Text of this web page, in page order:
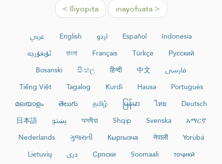
< Iliyopita inayofuata >
عربي English اردو Español
Indonesia
ئۇيغۇرچە
বাংলা Français Türkçe
Русский
Bosanski
සිංහල हिन्दी 中文
فارسی
Tiếng Việt
Tagalog Kurdî Hausa
Português
മലയാളം
తెలుగు தமிழ் မြန်မာ ไทย
Deutsch
日本語
پښتو অসমীয়া Shqip Svenska
አማርኛ
Nederlands
ગુજરાતી Кыргызча नेपाली
Yorùbá
Lietuvių
دری Српски Soomaali
тоҷикӣ